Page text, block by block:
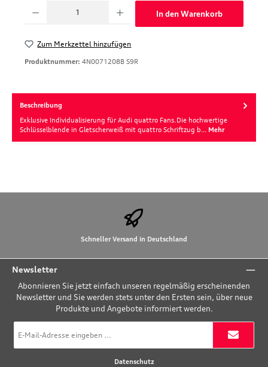
In den Warenkorb
Zum Merkzettel hinzufügen
Produktnummer: 4N0071208B S9R
Beschreibung
Exklusive Individualisierung für Audi quattro Fans.Die hochwertige
Schlüsselblende in Gletscherweiß mit quattro Schriftzug b… Mehr
Schneller Versand in Deutschland
Newsletter
Abonnieren Sie jetzt einfach unseren regelmäßig erscheinenden
Newsletter und Sie werden stets unter den Ersten sein, über neue
Produkte und Angebote informiert werden.
Mail-
Adresse
Datenschutz